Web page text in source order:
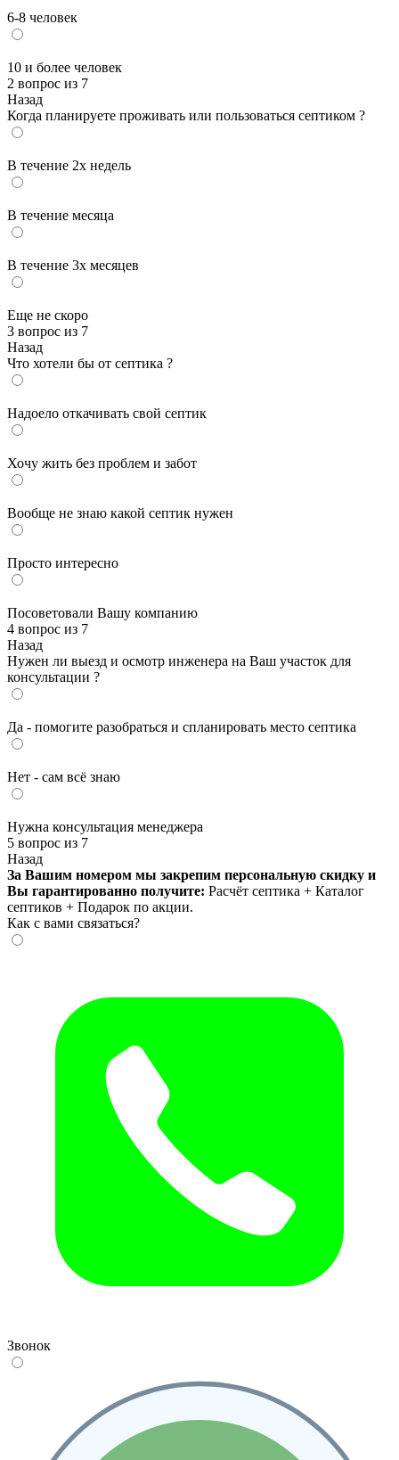
6-8 человек
10 и более человек
2 вопрос из 7
Назад
Когда планируете проживать или пользоваться септиком ?
В течение 2х недель
В течение месяца
В течение 3х месяцев
Еще не скоро
3 вопрос из 7
Назад
Что хотели бы от септика ?
Надоело откачивать свой септик
Хочу жить без проблем и забот
Вообще не знаю какой септик нужен
Просто интересно
Посоветовали Вашу компанию
4 вопрос из 7
Назад
Нужен ли выезд и осмотр инженера на Ваш участок для
консультации ?
Да - помогите разобраться и спланировать место септика
Нет - сам всё знаю
Нужна консультация менеджера
5 вопрос из 7
Назад
За Вашим номером мы закрепим персональную скидку и
Вы гарантированно получите: Расчёт септика + Каталог
септиков + Подарок по акции.
Как с вами связаться?
Звонок